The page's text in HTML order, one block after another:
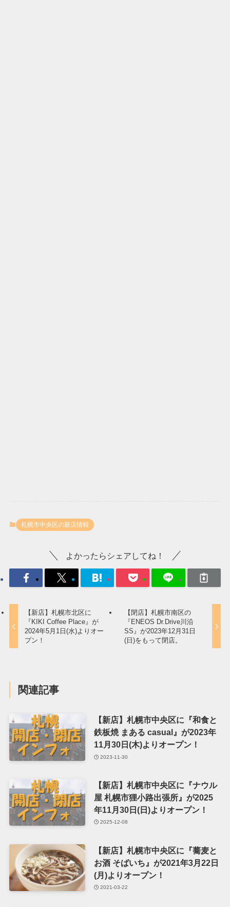
札幌市中央区の新店情報
よかったらシェアしてね！
【新店】札幌市北区に
『KIKI Coffee Place』が
2024年5月1日(水)よりオー
プン！
【閉店】札幌市南区の
『ENEOS Dr.Drive川沿
SS』が2023年12月31日
(日)をもって閉店。
関連記事
【新店】札幌市中央区に『和食と
鉄板焼 まある casual』が2023年
11月30日(木)よりオープン！
2023-11-30
【新店】札幌市中央区に『ナウル
屋 札幌市狸小路出張所』が2025
年11月30日(日)よりオープン！
2025-12-08
【新店】札幌市中央区に『蕎麦と
お酒 そばいち』が2021年3月22日
(月)よりオープン！
2021-03-22